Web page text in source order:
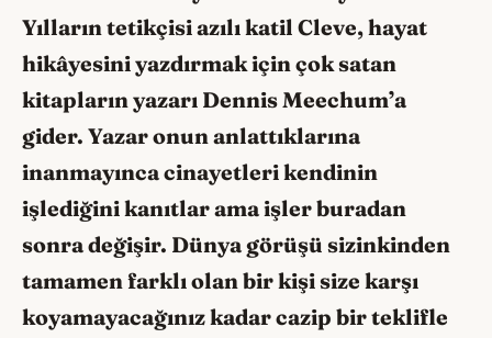
Yılların tetikçisi azılı katil Cleve, hayat
hikâyesini yazdırmak için çok satan
kitapların yazarı Dennis Meechum’a
gider. Yazar onun anlattıklarına
inanmayınca cinayetleri kendinin
işlediğini kanıtlar ama işler buradan
sonra değişir. Dünya görüşü sizinkinden
tamamen farklı olan bir kişi size karşı
koyamayacağınız kadar cazip bir teklifle